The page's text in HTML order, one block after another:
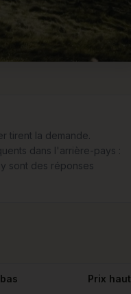
tirent la demande.
dans l'arrière-pays :
sont des réponses
Prix haut